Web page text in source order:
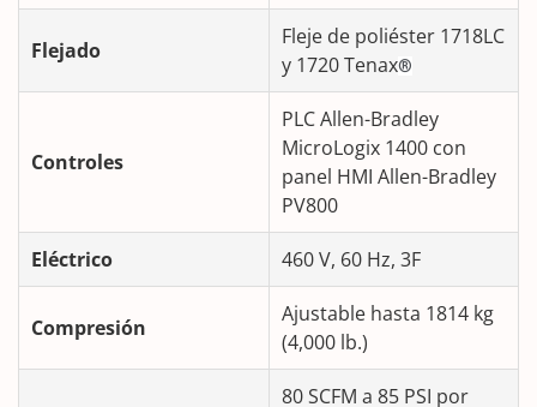
Flejado
Fleje de poliéster 1718LC
y 1720 Tenax®
Controles
PLC Allen-Bradley
MicroLogix 1400 con
panel HMI Allen-Bradley
PV800
Eléctrico 460 V, 60 Hz, 3F
Compresión
Ajustable hasta 1814 kg
(4,000 lb.)
80 SCFM a 85 PSI por